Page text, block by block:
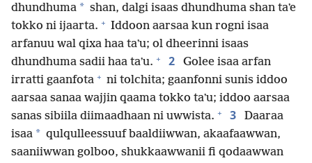
dhundhuma * shan, dalgi isaas dhundhuma shan taʼe
tokko ni ijaarta. + Iddoon aarsaa kun rogni isaa
arfanuu wal qixa haa taʼu; ol dheerinni isaas
dhundhuma sadii haa taʼu. + 2
Golee isaa arfan
irratti gaanfota + ni tolchita; gaanfonni sunis iddoo
aarsaa sanaa wajjin qaama tokko taʼu; iddoo aarsaa
sanas sibiila diimaadhaan ni uwwista. + 3
Daaraa
isaa * qulqulleessuuf baaldiiwwan, akaafaawwan,
saaniiwwan golboo, shukkaawwanii fi qodaawwan